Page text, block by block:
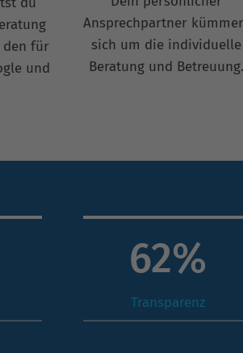
den für
und
Ansprechpartner
sich um die individuelle
Beratung und Betreuung.
86%
Transparenz